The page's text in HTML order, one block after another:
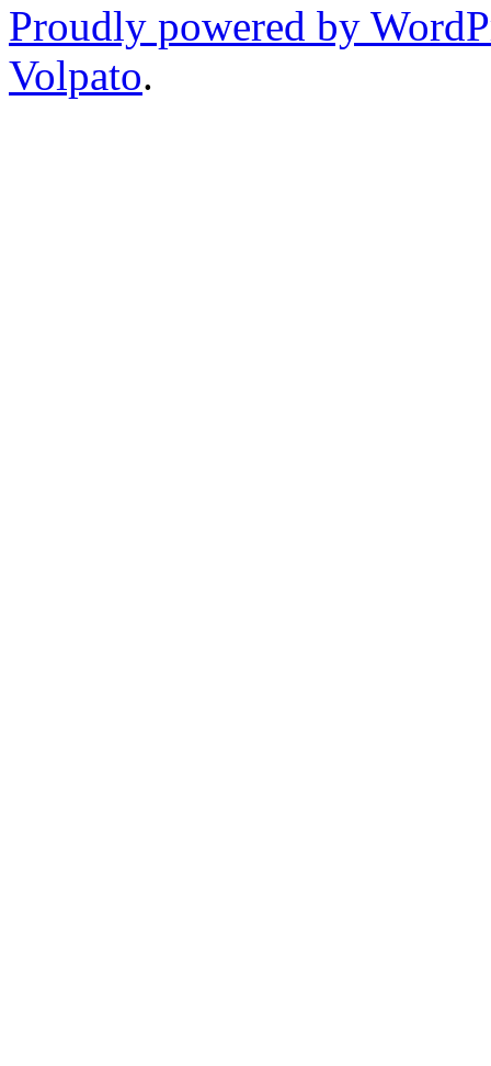
Proudly powered by
Volpato.